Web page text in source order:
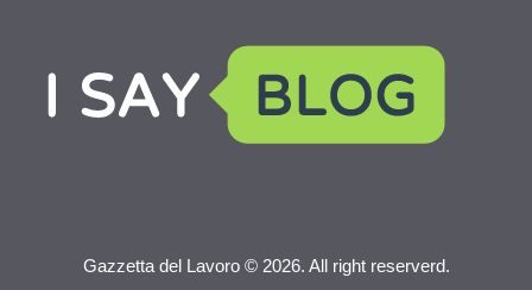
Gazzetta del Lavoro © 2026. All right reserverd.